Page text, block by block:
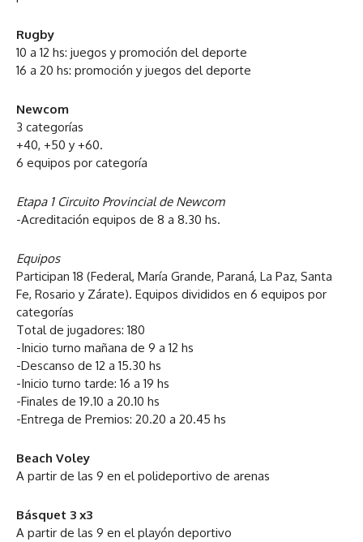
Rugby
10 a 12 hs: juegos y promoción del deporte
16 a 20 hs: promoción y juegos del deporte
Newcom
3 categorías
+40, +50 y +60.
6 equipos por categoría
Etapa 1 Circuito Provincial de Newcom
-Acreditación equipos de 8 a 8.30 hs.
Equipos
Participan 18 (Federal, María Grande, Paraná, La Paz, Santa
Fe, Rosario y Zárate). Equipos divididos en 6 equipos por
categorías
Total de jugadores: 180
-Inicio turno mañana de 9 a 12 hs
-Descanso de 12 a 15.30 hs
-Inicio turno tarde: 16 a 19 hs
-Finales de 19.10 a 20.10 hs
-Entrega de Premios: 20.20 a 20.45 hs
Beach Voley
A partir de las 9 en el polideportivo de arenas
Básquet 3 x3
A partir de las 9 en el playón deportivo